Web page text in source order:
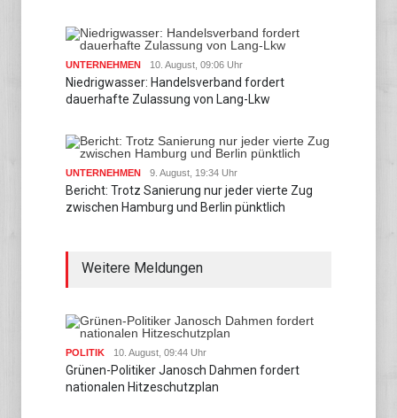
UNTERNEHMEN 10. August, 09:06 Uhr
Niedrigwasser: Handelsverband fordert
dauerhafte Zulassung von Lang-Lkw
UNTERNEHMEN 9. August, 19:34 Uhr
Bericht: Trotz Sanierung nur jeder vierte Zug
zwischen Hamburg und Berlin pünktlich
Weitere Meldungen
POLITIK 10. August, 09:44 Uhr
Grünen-Politiker Janosch Dahmen fordert
nationalen Hitzeschutzplan